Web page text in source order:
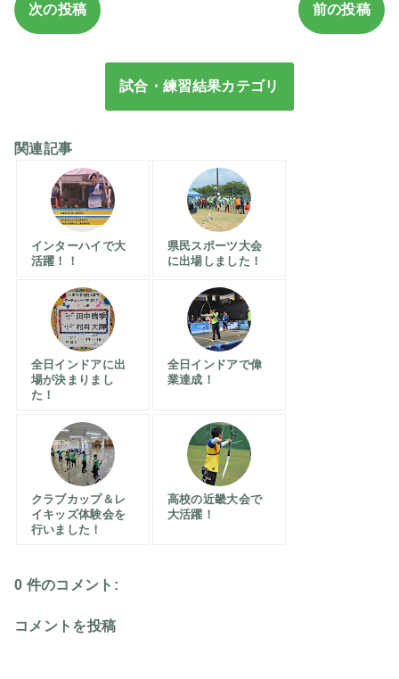
次の投稿 前の投稿
試合・練習結果カテゴリ
関連記事
インターハイで大
活躍！！
県民スポーツ大会
に出場しました！
全日インドアに出
場が決まりまし
た！
全日インドアで偉
業達成！
クラブカップ＆レ
イキッズ体験会を
行いました！
高校の近畿大会で
大活躍！
0 件のコメント:
コメントを投稿